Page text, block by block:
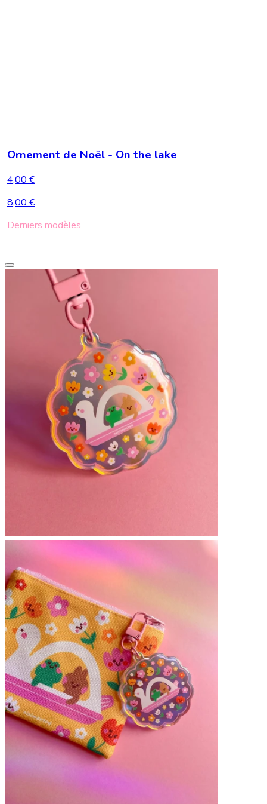
Ornement de Noël - On the lake
4,00 €
8,00 €
Derniers modèles